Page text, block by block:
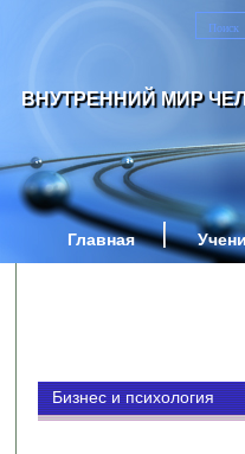
ВНУТРЕННИЙ МИР
Главная
Бизнес и психология